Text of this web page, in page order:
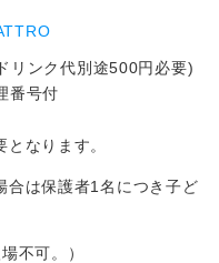
リンク代別途500円必要)
番号付
なります。
合は保護者1名につき子ど
不可。）